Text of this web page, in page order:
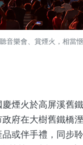
音樂會、賞煙火，相當
火於高屏溪舊鐵
府在大樹舊鐵橋
或伴手禮，同步